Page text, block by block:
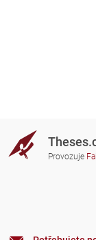
Provozuje